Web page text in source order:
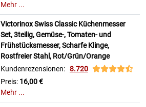
Mehr ...
Victorinox Swiss Classic Küchenmesser
Set, 3teilig, Gemüse-, Tomaten- und
Frühstücksmesser, Scharfe Klinge,
Rostfreier Stahl, Rot/Grün/Orange
Kundenrezensionen: 8.720
Preis: 16,00 €
Mehr ...